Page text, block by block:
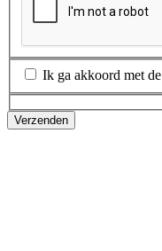
Ik ga akkoord met de